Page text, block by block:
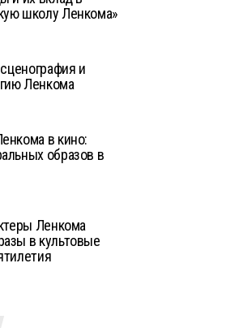
школу Ленкома»
и
Ленкома
в кино:
образов в
Ленкома
в культовые